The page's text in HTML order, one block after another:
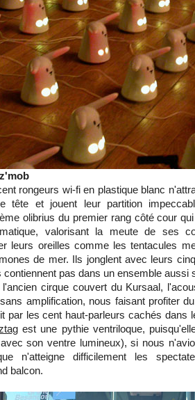
rongeurs wi-fi en plastique blanc
tête et jouent leur partition
olibrius du premier rang côté cour
valorisant la meute de ses
leurs oreilles comme les tentacules
de mer. Ils jonglent avec leurs
contiennent pas dans un ensemble aussi
l'ancien cirque couvert du Kursaal,
amplification, nous faisant profiter
par les cent haut-parleurs cachés dans
est une pythie ventriloque,
son ventre lumineux), si nous
n'atteigne difficilement les
balcon.